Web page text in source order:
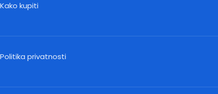
Kako kupiti
Politika privatnosti